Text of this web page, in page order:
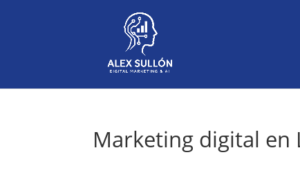
Marketing digital en